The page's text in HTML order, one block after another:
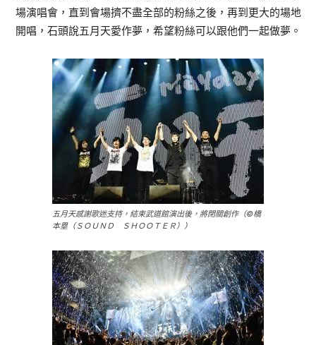
場演唱會，直到會場擠不盡全部的粉絲之後，再到更大的場地
開唱，石頭說五月天愛作夢，希望粉絲可以跟他們一起做夢。
五月天感謝歌迷支持，結束武道館演出後，將閉關創作（©橋
本塁（ＳＯＵＮＤ ＳＨＯＯＴＥＲ））